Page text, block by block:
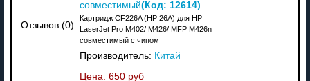
Отзывов (0)
совместимый(Код: 12614)
Картридж CF226A (HP 26A) для HP
LaserJet Pro M402/ M426/ MFP M426n
совместимый с чипом
Производитель: Китай
Цена: 650 руб